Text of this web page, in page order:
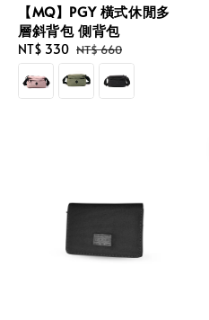
【MQ】PGY 橫式休閒多
層斜背包 側背包
Sale
price
NT$ 330 Regular
price
NT$ 660